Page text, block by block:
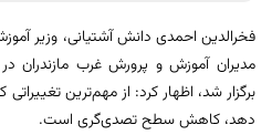
فخرالدین احمدی دانش آشتیانی، وزیر
مدیران آموزش و پرورش غرب مازندران
برگزار شد، اظهار کرد: از مهم‌ترین
دهد، کاهش سطح تصدی‌گری‌ است.